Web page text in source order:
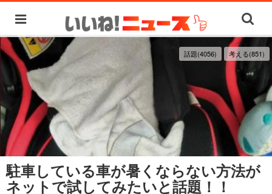
話題(4056) 考える(851)
駐車している車が暑くならない方法が
ネットで試してみたいと話題！！